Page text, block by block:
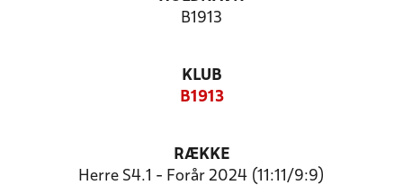
B1913
KLUB
B1913
RÆKKE
Herre S4.1 - Forår 2024 (11:11/9:9)